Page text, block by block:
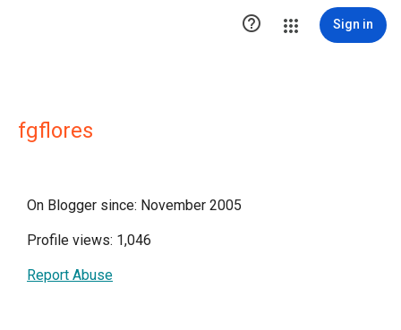
 Sign in
fgflores
On Blogger since: November 2005
Profile views: 1,046
Report Abuse